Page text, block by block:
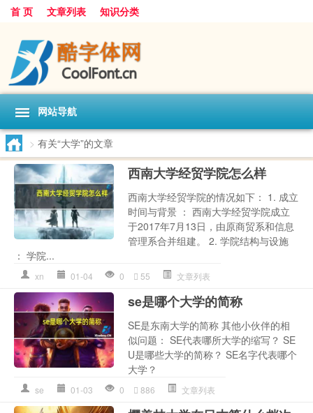
首 页 文章列表 知识分类
网站导航
> 有关“大学”的文章
西南大学经贸学院怎么样
西南大学经贸学院的情况如下： 1. 成立
时间与背景 ： 西南大学经贸学院成立
于2017年7月13日，由原商贸系和信息
管理系合并组建。 2. 学院结构与设施
： 学院...
xn 01-04 0 55 文章列表
se是哪个大学的简称
SE是东南大学的简称 其他小伙伴的相
似问题： SE代表哪所大学的缩写？ SE
U是哪些大学的简称？ SE名字代表哪个
大学？
se 01-03 0 886 文章列表